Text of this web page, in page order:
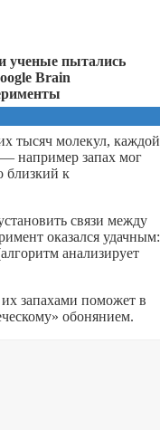
ученые пытались
Brain
тысяч молекул, каждой
например запах мог
близкий к
связи между
оказался удачным:
анализирует
запахами поможет в
обонянием.